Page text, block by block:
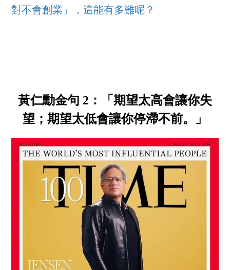
對不會創業」，這能有多難呢？
黃仁勳金句 2：「期望太高會讓你失
望；期望太低會讓你停滯不前。」